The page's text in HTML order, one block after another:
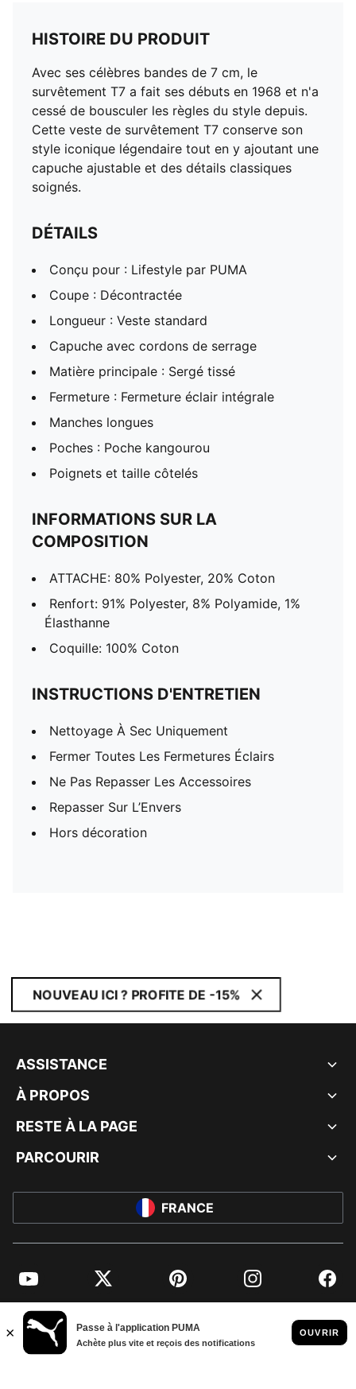
HISTOIRE DU PRODUIT
Avec ses célèbres bandes de 7 cm, le
survêtement T7 a fait ses débuts en 1968 et n'a
cessé de bousculer les règles du style depuis.
Cette veste de survêtement T7 conserve son
style iconique légendaire tout en y ajoutant une
capuche ajustable et des détails classiques
soignés.
DÉTAILS
Conçu pour : Lifestyle par PUMA
Coupe : Décontractée
Longueur : Veste standard
Capuche avec cordons de serrage
Matière principale : Sergé tissé
Fermeture : Fermeture éclair intégrale
Manches longues
Poches : Poche kangourou
Poignets et taille côtelés
INFORMATIONS SUR LA
COMPOSITION
ATTACHE: 80% Polyester, 20% Coton
Renfort: 91% Polyester, 8% Polyamide, 1%
Élasthanne
Coquille: 100% Coton
INSTRUCTIONS D'ENTRETIEN
Nettoyage À Sec Uniquement
Fermer Toutes Les Fermetures Éclairs
Ne Pas Repasser Les Accessoires
Repasser Sur L’Envers
Hors décoration
NOUVEAU ICI ? PROFITE DE -15%
ASSISTANCE
À PROPOS
RESTE À LA PAGE
PARCOURIR
FRANCE
YouTube Twitter Pinterest Instagram
© PUMA EUROPE GMBH, 2026. TOUS DROITS RÉSERVÉS
MENTIONS ET DONNÉES LÉGALES